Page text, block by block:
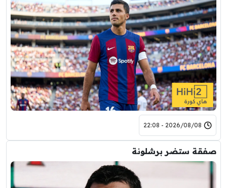
2026/08/08 - 22:08
صفقة ستضر برشلونة